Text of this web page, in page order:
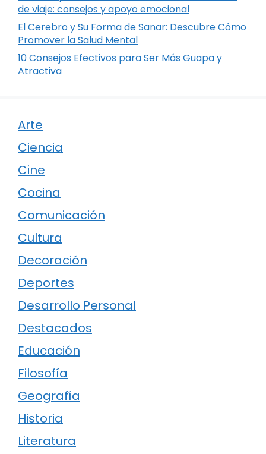
de viaje: consejos y apoyo emocional
El Cerebro y Su Forma de Sanar: Descubre Cómo
Promover la Salud Mental
10 Consejos Efectivos para Ser Más Guapa y
Atractiva
Arte
Ciencia
Cine
Cocina
Comunicación
Cultura
Decoración
Deportes
Desarrollo Personal
Destacados
Educación
Filosofía
Geografía
Historia
Literatura